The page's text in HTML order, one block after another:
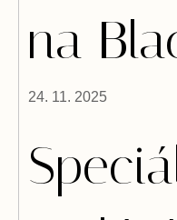
na
24. 11. 2025